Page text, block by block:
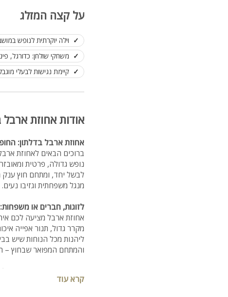
על קצה המזלג
וילה יוקרתית לנופש
משחקי שולחן: כדורגל,
קיימת נגישות לבעלי
אודות אחוזת ארבל
אחוזת ארבל בדלתון:
ברוכים הבאים לאחוזת
נופש גדולה, פרטית
לבשל יחד, ומתחם חוץ ענק
מנגל משפחתית וגזיבו
לזוגות, חברים או
אחוזת ארבל מציעה לכם
מקרר גדול, תנור אפייה
ליהנות מכל הנוחות שיש
והמתחם המפואר שבחוץ –
קל מאוד למלא יום שלם
קרא עוד